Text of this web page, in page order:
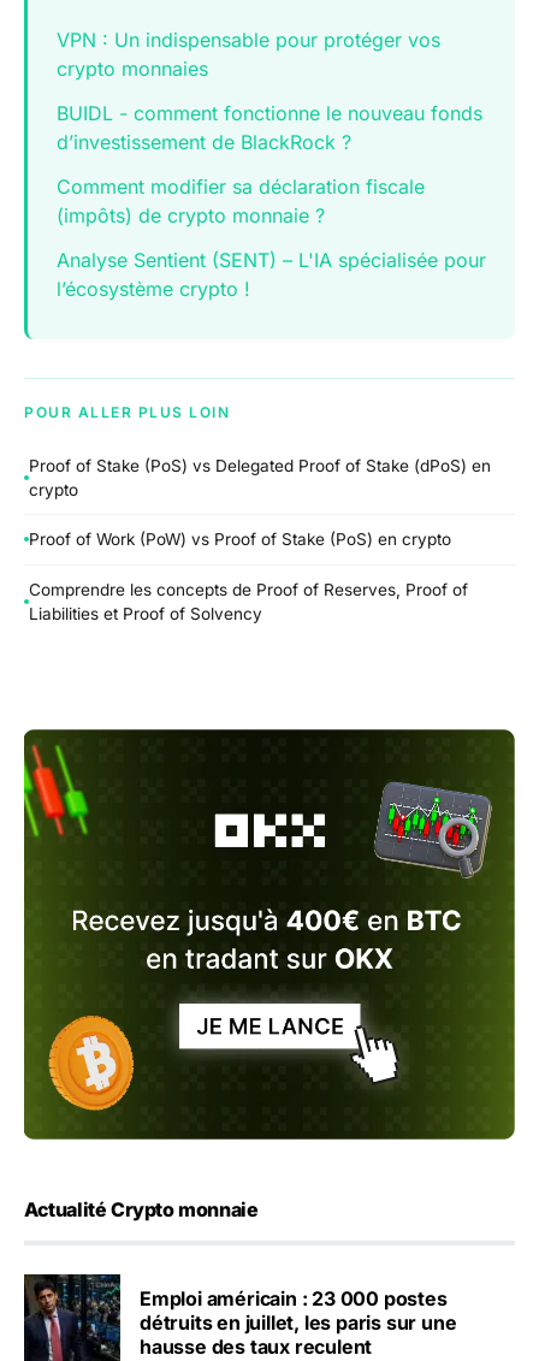
VPN : Un indispensable pour protéger vos
crypto monnaies
BUIDL - comment fonctionne le nouveau fonds
d’investissement de BlackRock ?
Comment modifier sa déclaration fiscale
(impôts) de crypto monnaie ?
Analyse Sentient (SENT) – L'IA spécialisée pour
l’écosystème crypto !
POUR ALLER PLUS LOIN
Proof of Stake (PoS) vs Delegated Proof of Stake (dPoS) en
crypto
Proof of Work (PoW) vs Proof of Stake (PoS) en crypto
Comprendre les concepts de Proof of Reserves, Proof of
Liabilities et Proof of Solvency
Actualité Crypto monnaie
Emploi américain : 23 000 postes
détruits en juillet, les paris sur une
hausse des taux reculent